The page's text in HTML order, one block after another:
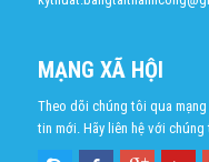
MẠNG XÃ HỘI
Theo dõi chúng tôi qua
tin mới. Hãy liên hệ với chúng